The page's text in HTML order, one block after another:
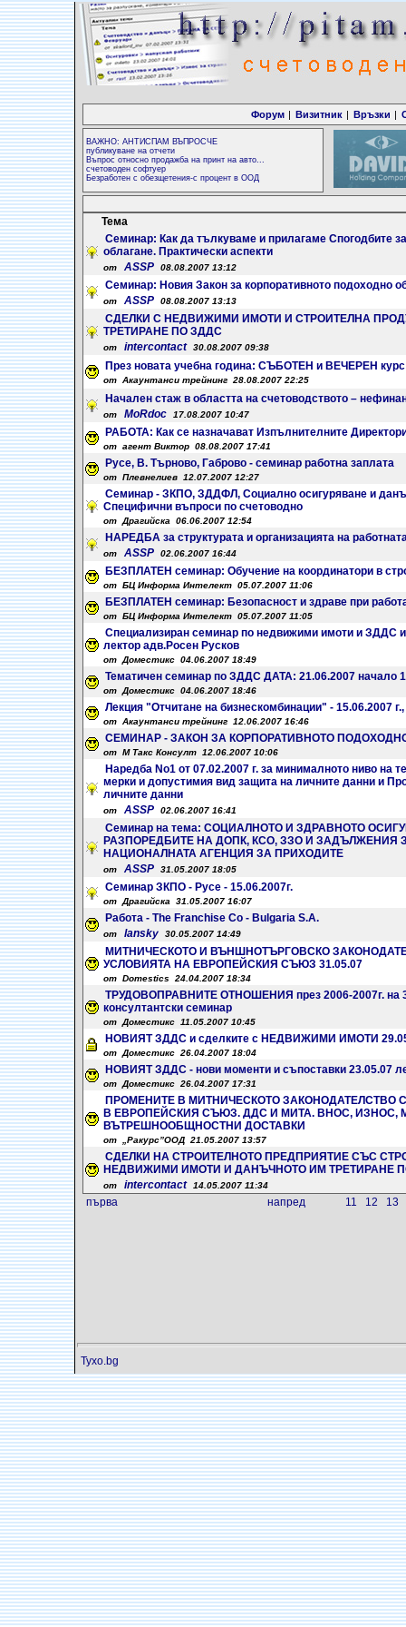
Форум | Визитник | Връзки |
ВАЖНО: АНТИСПАМ ВЪПРОСЧЕ
публикуване на отчети
Въпрос относно продажба на принт на авто...
счетоводен софтуер
Безработен с обезщетения-с процент в ООД
Тема
Семинар: Как да тълкуваме и прилагаме Спогодбите
облагане. Практически аспекти
от ASSP 08.08.2007 13:12
Семинар: Новия Закон за корпоративното подоходно
от ASSP 08.08.2007 13:13
СДЕЛКИ С НЕДВИЖИМИ ИМОТИ И СТРОИТЕЛНА
ТРЕТИРАНЕ ПО ЗДДС
от intercontact 30.08.2007 09:38
През новата учебна година: СЪБОТЕН и ВЕЧЕРЕН
от Акаунтанси трейнинг 28.08.2007 22:25
Начален стаж в областта на счетоводството –
от MoRdoc 17.08.2007 10:47
РАБОТА: Как се назначават Изпълнителните
от агент Виктор 08.08.2007 17:41
Русе, В. Търново, Габрово - семинар работна заплата
от Плевнелиев 12.07.2007 12:27
Семинар - ЗКПО, ЗДДФЛ, Социално осигуряване и
Специфични въпроси по счетоводно
от Драгийска 06.06.2007 12:54
НАРЕДБА за структурата и организацията на
от ASSP 02.06.2007 16:44
БЕЗПЛАТЕН семинар: Обучение на координатори в
от БЦ Информа Интелект 05.07.2007 11:06
БЕЗПЛАТЕН семинар: Безопасност и здраве при
от БЦ Информа Интелект 05.07.2007 11:05
Специализиран семинар по недвижими имоти и ЗДДС
лектор адв.Росен Русков
от Доместикс 04.06.2007 18:49
Тематичен семинар по ЗДДС ДАТА: 21.06.2007 начало
от Доместикс 04.06.2007 18:46
Лекция "Отчитане на бизнескомбинации" - 15.06.2007
от Акаунтанси трейнинг 12.06.2007 16:46
СЕМИНАР - ЗАКОН ЗА КОРПОРАТИВНОТО
от М Такс Консулт 12.06.2007 10:06
Наредба No1 от 07.02.2007 г. за минималното ниво на
мерки и допустимия вид защита на личните данни и
личните данни
от ASSP 02.06.2007 16:41
Семинар на тема: СОЦИАЛНОТО И ЗДРАВНОТО
РАЗПОРЕДБИТЕ НА ДОПК, КСО, ЗЗО И ЗАДЪЛЖЕНИЯ
НАЦИОНАЛНАТА АГЕНЦИЯ ЗА ПРИХОДИТЕ
от ASSP 31.05.2007 18:05
Семинар ЗКПО - Русе - 15.06.2007г.
от Драгийска 31.05.2007 16:07
Работа - Тhe Franchise Co - Bulgaria S.A.
от lansky 30.05.2007 14:49
МИТНИЧЕСКОТО И ВЪНШНОТЪРГОВСКО
УСЛОВИЯТА НА ЕВРОПЕЙСКИЯ СЪЮЗ 31.05.07
от Domestics 24.04.2007 18:34
ТРУДОВОПРАВНИТЕ ОТНОШЕНИЯ през 2006-2007г. на
консултантски семинар
от Доместикс 11.05.2007 10:45
НОВИЯТ ЗДДС и сделките с НЕДВИЖИМИ ИМОТИ
от Доместикс 26.04.2007 18:04
НОВИЯТ ЗДДС - нови моменти и съпоставки 23.05.07
от Доместикс 26.04.2007 17:31
ПРОМЕНИТЕ В МИТНИЧЕСКОТО ЗАКОНОДАТЕЛСТВО
В ЕВРОПЕЙСКИЯ СЪЮЗ. ДДС И МИТА. ВНОС, ИЗНОС,
ВЪТРЕШНООБЩНОСТНИ ДОСТАВКИ
от „Ракурс”ООД 21.05.2007 13:57
СДЕЛКИ НА СТРОИТЕЛНОТО ПРЕДПРИЯТИЕ СЪС
НЕДВИЖИМИ ИМОТИ И ДАНЪЧНОТО ИМ ТРЕТИРАНЕ
от intercontact 14.05.2007 11:34
първа напред 11 12 13